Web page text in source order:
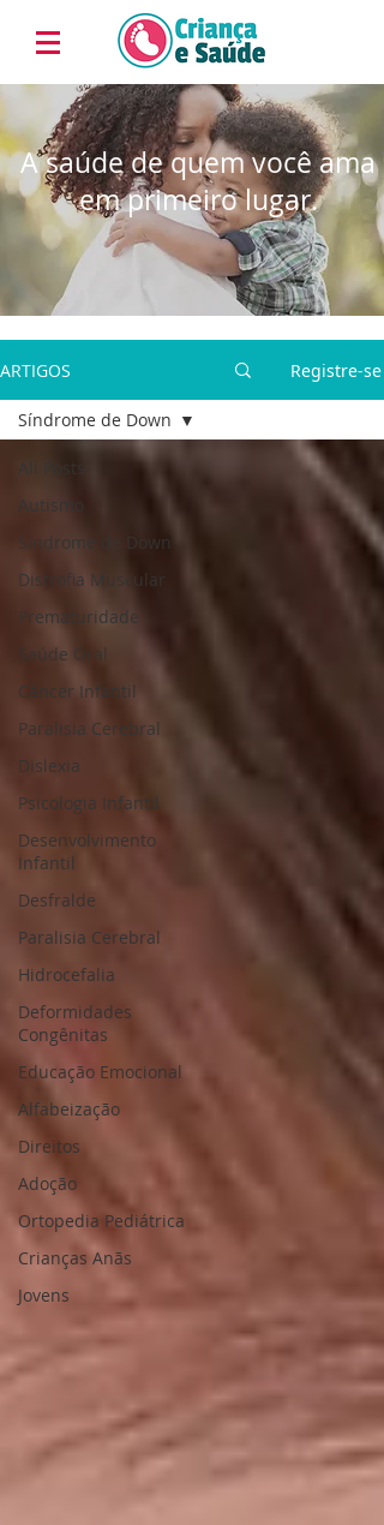
A saúde de quem você ama
em primeiro lugar.
ARTIGOS Registre-se
All Posts
Autismo
Síndrome de Down
Distrofia Muscular
Prematuridade
Saúde Oral
Câncer Infantil
Paralisia Cerebral
Dislexia
Psicologia Infantil
Desenvolvimento
Infantil
Desfralde
Paralisia Cerebral
Hidrocefalia
Deformidades
Congênitas
Educação Emocional
Alfabeização
Direitos
Adoção
Ortopedia Pediátrica
Crianças Anãs
Jovens
Síndrome de Down